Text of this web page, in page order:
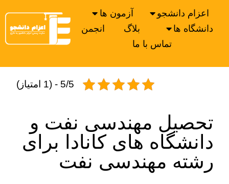
اعزام دانشجو
آزمون ها
دانشگاه ها
بلاگ
انجمن
تماس با ما
5/5 - (1 امتیاز)
تحصیل مهندسی نفت و
دانشگاه های کانادا برای
رشته مهندسی نفت